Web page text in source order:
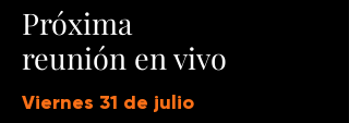
Próxima
reunión en vivo
Viernes 31 de julio